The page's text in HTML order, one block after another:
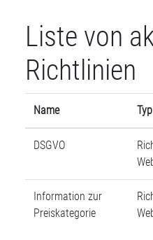
Liste von
Richtlinien
Name Typ
DSGVO
Information zur
Preiskategorie